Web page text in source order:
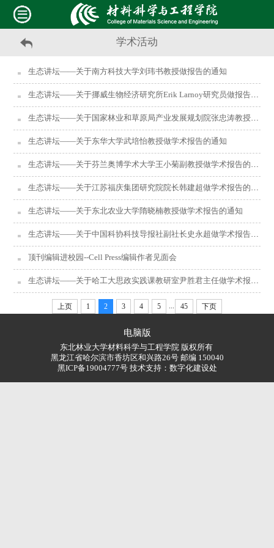
学术活动
生态讲坛——关于南方科技大学刘玮书教授做报告的通知
生态讲坛——关于挪威生物经济研究所Erik Larnoy研究员做报告的通知
生态讲坛——关于国家林业和草原局产业发展规划院张忠涛教授做报告的通知
生态讲坛——关于东华大学武培怡教授做学术报告的通知
生态讲坛——关于芬兰奥博学术大学王小菊副教授做学术报告的通知
生态讲坛——关于江苏福庆集团研究院院长韩建超做学术报告的通知
生态讲坛——关于东北农业大学隋晓楠教授做学术报告的通知
生态讲坛——关于中国科协科技导报社副社长史永超做学术报告的通知
顶刊编辑进校园--Cell Press编辑作者见面会
生态讲坛——关于哈工大思政实践课教研室尹胜君主任做学术报告的通知
上页 1 2 3 4 5 ... 45 下页
电脑版
东北林业大学材料科学与工程学院 版权所有
黑龙江省哈尔滨市香坊区和兴路26号 邮编 150040
黑ICP备19004777号 技术支持： 数字化建设处